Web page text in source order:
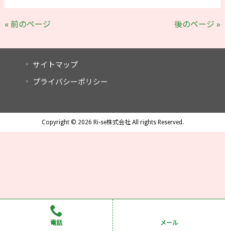
« 前のページ 後のページ »
サイトマップ
プライバシーポリシー
Copyright © 2026 Ri-se株式会社 All rights Reserved.
電話 メール